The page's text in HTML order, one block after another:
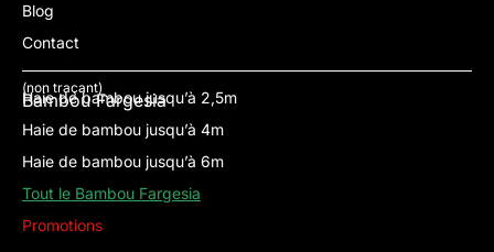
Blog
Contact
Bambou Fargesia
(non traçant)
Haie de bambou jusqu’à 2,5m
Haie de bambou jusqu’à 4m
Haie de bambou jusqu’à 6m
Tout le Bambou Fargesia
Promotions